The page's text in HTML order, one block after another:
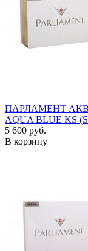
ПАРЛАМЕНТ
AQUA BLUE KS
5 600 руб.
В корзину